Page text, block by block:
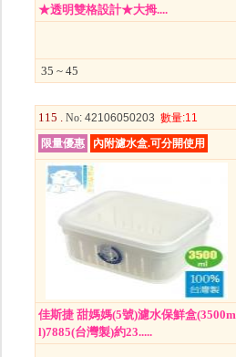
★透明雙格設計★大拇....
35 ~ 45
115 . No: 42106050203 數量:11
限量優惠
內附濾水盒.可分開使用
佳斯捷 甜媽媽(5號)濾水保鮮盒(3500m
l)7885(台灣製)約23.....